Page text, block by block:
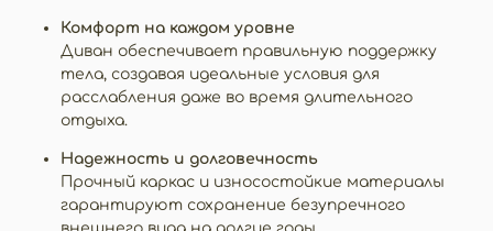
Комфорт на каждом уровне
Диван обеспечивает правильную поддержку
тела, создавая идеальные условия для
расслабления даже во время длительного
отдыха.
Надежность и долговечность
Прочный каркас и износостойкие материалы
гарантируют сохранение безупречного